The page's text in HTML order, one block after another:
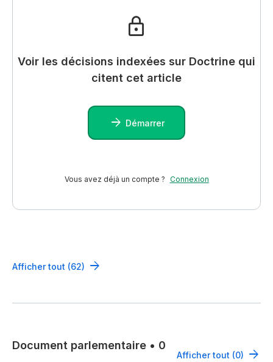
Voir les décisions indexées sur Doctrine qui
citent cet article
Démarrer
Vous avez déjà un compte ? Connexion
Afficher tout (62)
Document parlementaire • 0
Afficher tout (0)